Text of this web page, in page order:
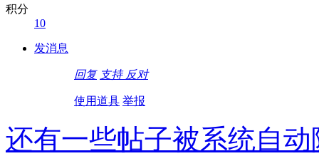
积分
10
发消息
回复 支持 反对
使用道具 举报
还有一些帖子被系统自